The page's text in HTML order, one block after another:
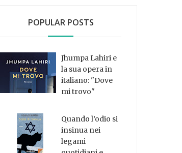
POPULAR POSTS
Jhumpa Lahiri e
la sua opera in
italiano: "Dove
mi trovo"
Quando l’odio si
insinua nei
legami